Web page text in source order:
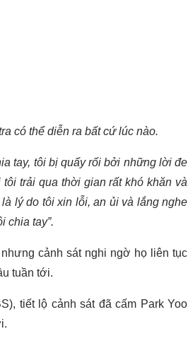
có thể diễn ra bất cứ lúc nào.
tay, tôi bị quấy rối bởi những lời đe
trải qua thời gian rất khó khăn và
lý do tôi xin lỗi, an ủi và lắng nghe
chia tay”.
cảnh sát nghi ngờ họ liên tục
tuần tới.
tiết lộ cảnh sát đã cấm Park Yoo